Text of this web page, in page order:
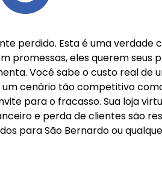
perdido. Esta é uma verdade
promessas, eles querem
Você sabe o custo real de
cenário tão competitivo
para o fracasso. Sua loja
e perda de clientes são
para São Bernardo ou